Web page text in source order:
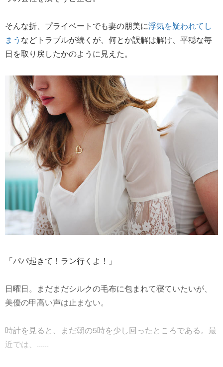
そんな折、プライベートでも妻の朋美に浮気を疑われてし
まう などトラブルが続くが、何とか誤解は解け、平穏な毎
日を取り戻したかのように見えた。
「パパ起きて！ラン行くよ！」
日曜日。まだまだシルクの毛布に包まれて寝ていたいが、
美優の甲高い声は止まない。
時計を見ると、まだ朝の5時を少し回ったところである。最
近では、......